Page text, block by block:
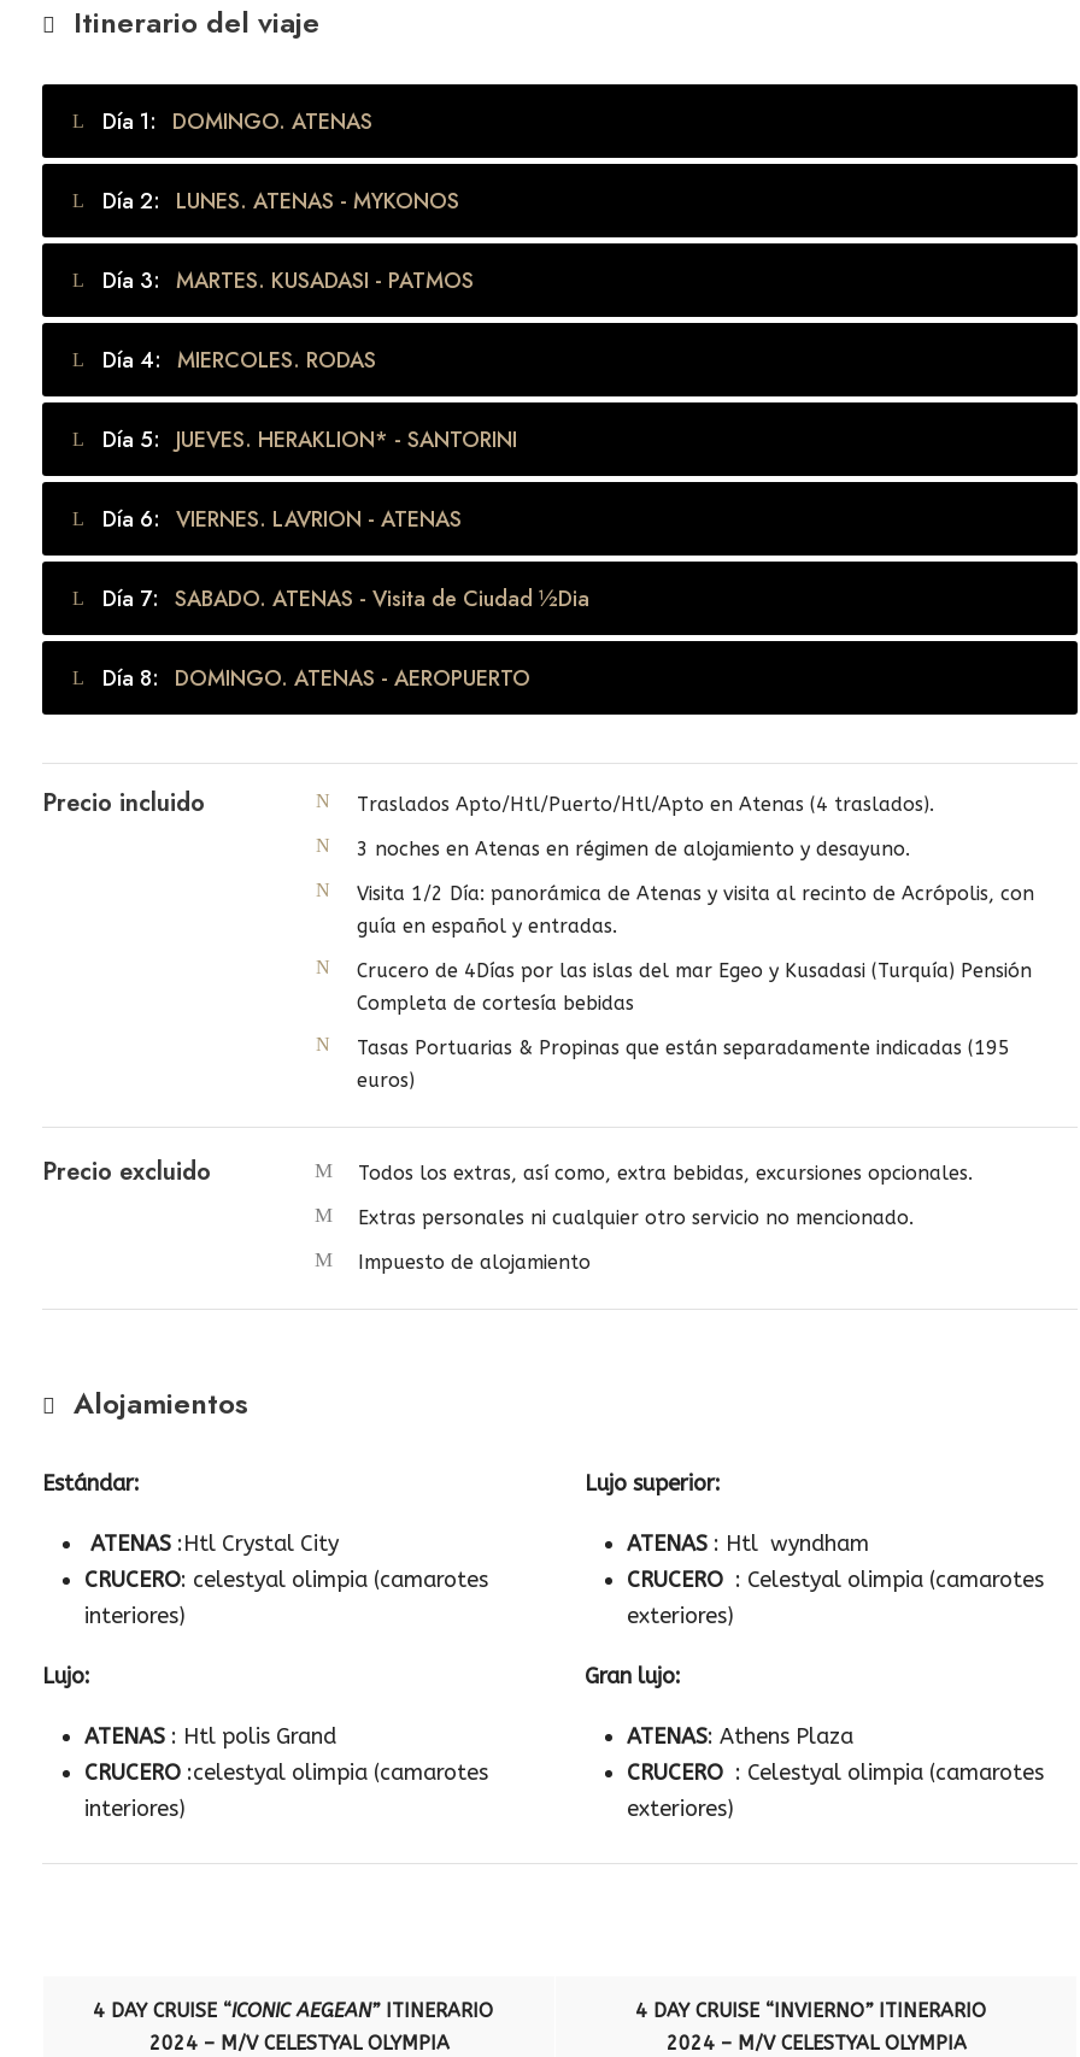
Itinerario del viaje
Día 1: DOMINGO. ATENAS
Día 2: LUNES. ATENAS - MYKONOS
Día 3: MARTES. KUSADASI - PATMOS
Día 4: MIERCOLES. RODAS
Día 5: JUEVES. HERAKLION* - SANTORINI
Día 6: VIERNES. LAVRION - ATENAS
Día 7: SABADO. ATENAS - Visita de Ciudad ½Dia
Día 8: DOMINGO. ATENAS - AEROPUERTO
Precio incluido
Traslados Apto/Htl/Puerto/Htl/Apto en Atenas (4 traslados).
3 noches en Atenas en régimen de alojamiento y desayuno.
Visita 1/2 Día: panorámica de Atenas y visita al recinto de Acrópolis, con
guía en español y entradas.
Crucero de 4Días por las islas del mar Egeo y Kusadasi (Turquía) Pensión
Completa de cortesía bebidas
Tasas Portuarias & Propinas que están separadamente indicadas (195
euros)
Precio excluido
Todos los extras, así como, extra bebidas, excursiones opcionales.
Extras personales ni cualquier otro servicio no mencionado.
Impuesto de alojamiento
Alojamientos
Estándar:
ATENAS :Htl Crystal City
CRUCERO: celestyal olimpia (camarotes
interiores)
Lujo:
ATENAS : Htl polis Grand
CRUCERO :celestyal olimpia (camarotes
interiores)
Lujo superior:
ATENAS: Htl wyndham
CRUCERO: Celestyal olimpia (camarotes
exteriores)
Gran lujo:
ATENAS: Athens Plaza
CRUCERO: Celestyal olimpia (camarotes
exteriores)
4 DAY CRUISE “ICONIC AEGEAN” ITINERARIO
2024 – M/V CELESTYAL OLYMPIA
4 DAY CRUISE “INVIERNO” ITINERARIO
2024 – M/V CELESTYAL OLYMPIA